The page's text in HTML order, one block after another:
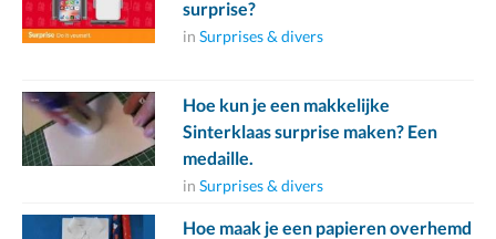
surprise?
in Surprises & divers
Hoe kun je een makkelijke
Sinterklaas surprise maken? Een
medaille.
in Surprises & divers
Hoe maak je een papieren overhemd